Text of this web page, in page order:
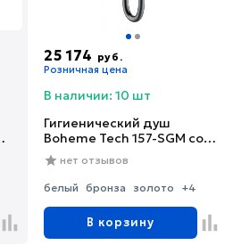
25 174 руб.
Розничная цена
В наличии: 10 шт
Гигиенический душ
Boheme Tech 157-SGM со
смесителем, С
ВНУТРЕННЕЙ ЧАСТЬЮ,
shine gun metal
нет отзывов
белый бронза золото +4
В корзину